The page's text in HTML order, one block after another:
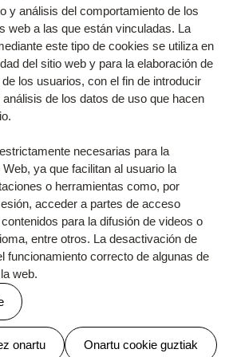
especiales. Es obvio que el
Contacto
Pribatutasun politika
Ikastolen Elkarteak garatu du
y análisis del comportamiento de los
web a las que están vinculadas. La
este tipo de cookies se utiliza en
del sitio web y para la elaboración de
los usuarios, con el fin de introducir
de los datos de uso que hacen
necesarias para la
ya que facilitan al usuario la
o herramientas como, por
acceder a partes de acceso
para la difusión de videos o
entre otros. La desactivación de
funcionamiento correcto de algunas de
web.
onartu Onartu cookie guztiak